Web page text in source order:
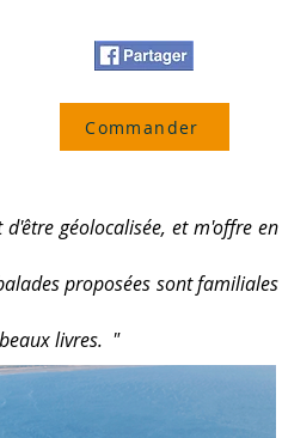
Commander
géolocalisée, et m'offre en
proposées sont familiales
livres. "